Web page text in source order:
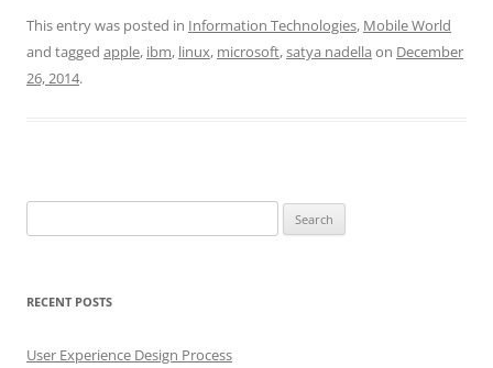
This entry was posted in Information Technologies, Mobile World
and tagged apple, ibm, linux, microsoft,satya nadella on December
26, 2014.
for:
RECENT POSTS
User Experience Design Process